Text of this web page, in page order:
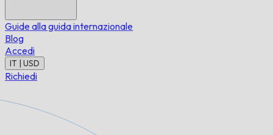
Guide alla guida internazionale
Blog
Accedi
IT | USD
Richiedi